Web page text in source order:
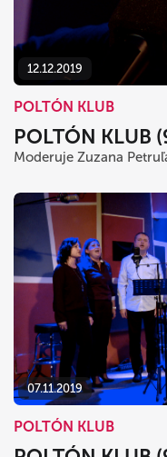
12.12.2019
POLTÓN KLUB
POLTÓN KLUB
Moderuje Zuzana
07.11.2019
POLTÓN KLUB